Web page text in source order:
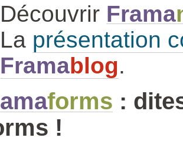
Découvrir Frama
La présentation
Framablog.
forms :
!